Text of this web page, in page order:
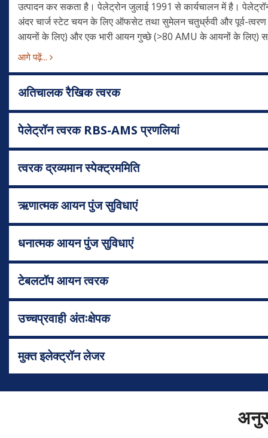
उत्पादन कर सकता है। पेलेट्रोन जुलाई 1991 से कार्यचालन में है।
अंदर चार्ज स्टेट चयन के लिए ऑफसेट तथा सुमेलन चतुर्ध्रुवी और पूर्व-
आयनों के लिए) और एक भारी आयन गुच्छे (>80 AMU के आयनों के लिए)
आगे पढ़ें...
अतिचालक रैखिक त्वरक
पेलेट्रॉन त्वरक RBS-AMS प्रणलियां
त्वरक द्रव्यमान स्पेक्ट्रममिति
ऋणात्मक आयन पुंज सुविधाएं
धनात्मक आयन पुंज सुविधाएं
टेबलटॉप आयन त्वरक
उच्चप्रवाही अंतःक्षेपक
मुक्त इलेक्ट्रॉन लेजर